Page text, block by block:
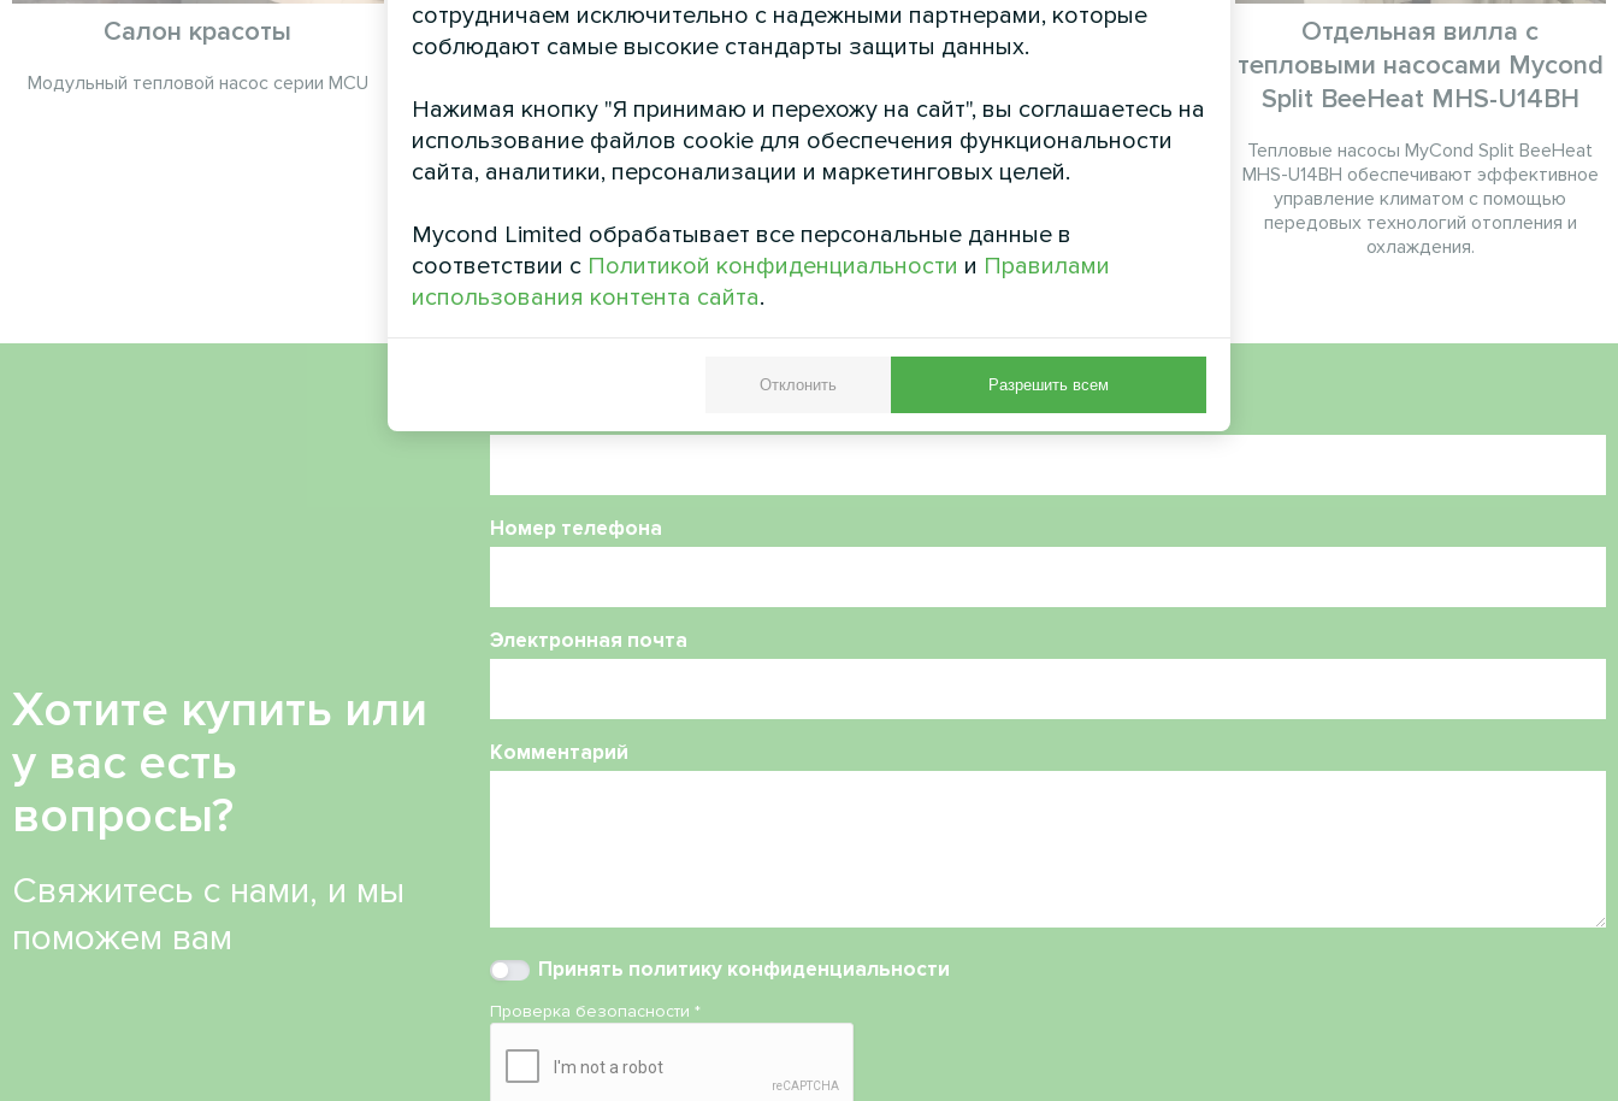
Салон красоты
Модульный тепловой насос серии MCU
Отопление жилых домов с
помощью теплового насоса
Mycond BeeHeat Split
Энергоэффективная установка
теплового насоса серии BeeHeat,
контроль для современного частного
дома.
Свадебный салон
Отдельная вилла с
тепловыми насосами Mycond
Split BeeHeat MHS-U14BH
Тепловые насосы MyCond Split BeeHeat
MHS-U14BH обеспечивают эффективное
управление климатом с помощью
передовых технологий отопления и
охлаждения.
Хотите купить или
у вас есть
вопросы?
Свяжитесь с нами, и мы
поможем вам
Номер телефона
Электронная почта
Комментарий
Принять политику конфиденциальности
Проверка безопасности*
сотрудничаем исключительно с надежными партнерами, которые
соблюдают самые высокие стандарты защиты данных.
Нажимая кнопку "Я принимаю и перехожу на сайт", вы соглашаетесь на
использование файлов cookie для обеспечения функциональности
сайта, аналитики, персонализации и маркетинговых целей.
Mycond Limited обрабатывает все персональные данные в
соответствии с Политикой конфиденциальности и Правилами
использования контента сайта.
Отклонить Разрешить всем